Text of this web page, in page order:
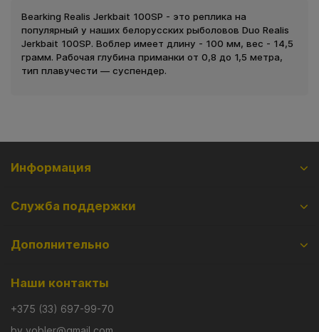
Bearking Realis Jerkbait 100SP - это реплика на
популярный у наших белорусских рыболовов Duo Realis
Jerkbait 100SP. Воблер имеет длину - 100 мм, вес - 14,5
грамм. Рабочая глубина приманки от 0,8 до 1,5 метра,
тип плавучести — суспендер.
Информация
Служба поддержки
Дополнительно
Наши контакты
+375 (33) 697-99-70